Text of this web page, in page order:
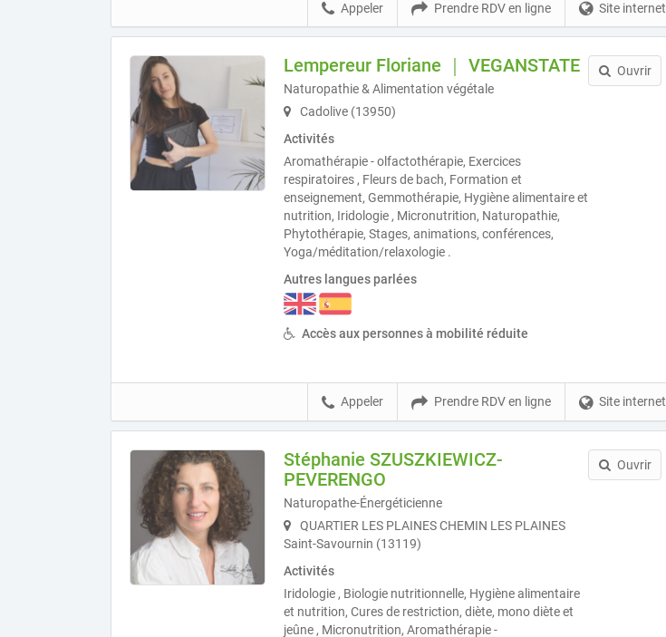
Site internet
Prendre RDV en ligne
Appeler
Lempereur Floriane ｜ VEGANSTATE
Naturopathie & Alimentation végétale
Cadolive (13950)
Activités
Aromathérapie - olfactothérapie, Exercices
respiratoires , Fleurs de bach, Formation et
enseignement, Gemmothérapie, Hygiène alimentaire et
nutrition, Iridologie , Micronutrition, Naturopathie,
Phytothérapie, Stages, animations, conférences,
Yoga/méditation/relaxologie .
Autres langues parlées
Accès aux personnes à mobilité réduite
Ouvrir
Site internet
Prendre RDV en ligne
Appeler
Stéphanie SZUSZKIEWICZ-
PEVERENGO
Naturopathe-Énergéticienne
QUARTIER LES PLAINES CHEMIN LES PLAINES
Saint-Savournin (13119)
Activités
Iridologie , Biologie nutritionnelle, Hygiène alimentaire
et nutrition, Cures de restriction, diète, mono diète et
jeûne , Micronutrition, Aromathérapie -
Ouvrir